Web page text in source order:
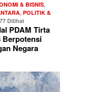
& BISNIS,
,POLITIK &
Dilihat
PDAM Tirta
Berpotensi
Negara